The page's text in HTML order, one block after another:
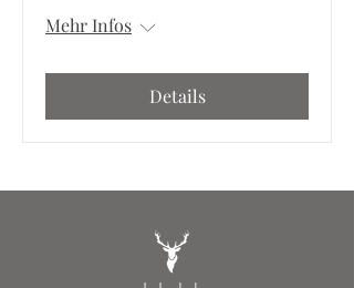
Mehr Infos
Details